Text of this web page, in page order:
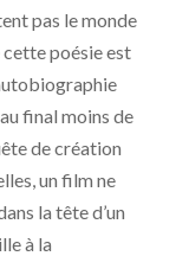
pas le monde
cette poésie est
final moins de
de création
un film ne
la tête d’un
à la